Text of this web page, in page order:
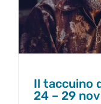
Il taccuino
24 – 29